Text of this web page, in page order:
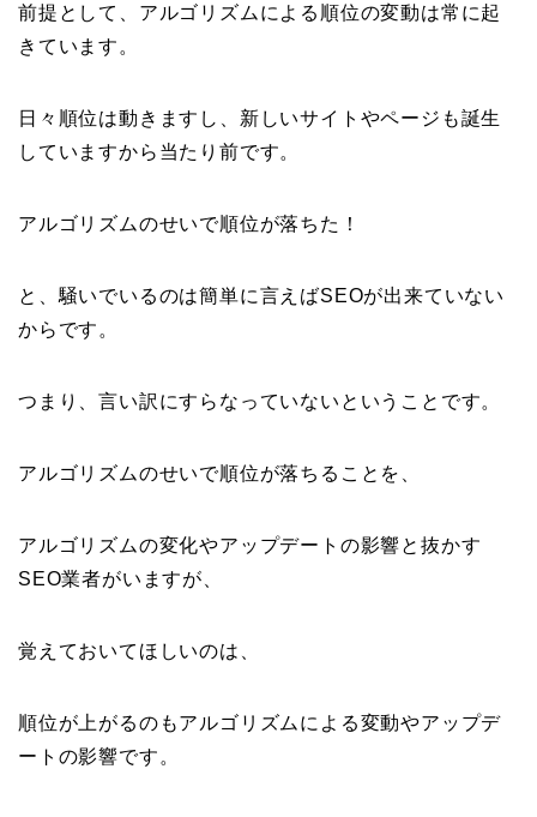
前提として、アルゴリズムによる順位の変動は常に起
きています。
日々順位は動きますし、新しいサイトやページも誕生
していますから当たり前です。
アルゴリズムのせいで順位が落ちた！
と、騒いでいるのは簡単に言えばSEOが出来ていない
からです。
つまり、言い訳にすらなっていないということです。
アルゴリズムのせいで順位が落ちることを、
アルゴリズムの変化やアップデートの影響と抜かす
SEO業者がいますが、
覚えておいてほしいのは、
順位が上がるのもアルゴリズムによる変動やアップデ
ートの影響です。